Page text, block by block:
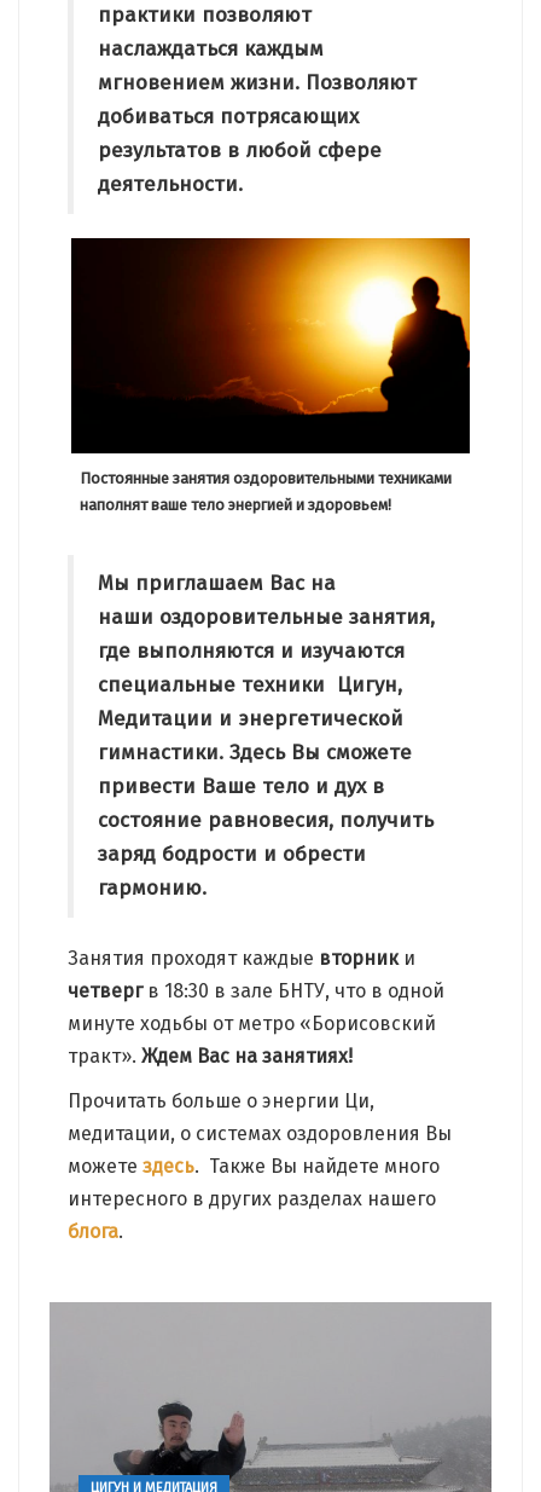
практики позволяют
наслаждаться каждым
мгновением жизни. Позволяют
добиваться потрясающих
результатов в любой сфере
деятельности.
Постоянные занятия оздоровительными техниками
наполнят ваше тело энергией и здоровьем!
Мы приглашаем Вас на
наши оздоровительные занятия,
где выполняются и изучаются
специальные техники Цигун,
Медитации и энергетической
гимнастики. Здесь Вы сможете
привести Ваше тело и дух в
состояние равновесия, получить
заряд бодрости и обрести
гармонию.
Занятия проходят каждые вторники
четвергв 18:30 в зале БНТУ, что в одной
минуте ходьбы от метро «Борисовский
тракт». Ждем Вас на занятиях!
Прочитать больше о энергии Ци,
медитации, о системах оздоровления Вы
можете здесь. Также Вы найдете много
интересного в других разделах нашего
блога.
ЦИГУН И МЕДИТАЦИЯ